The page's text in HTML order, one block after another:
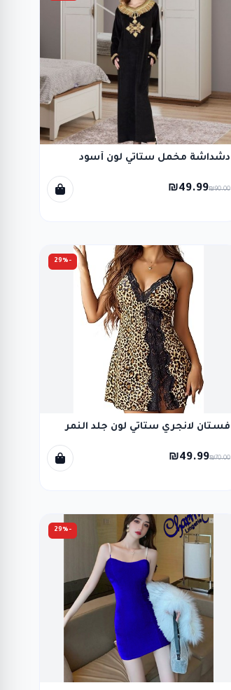
دشداشة مخمل ستاتي لون أسود
₪49.99₪90.00
-29%
فستان لانجري ستاتي لون جلد النمر
₪49.99₪70.00
-29%